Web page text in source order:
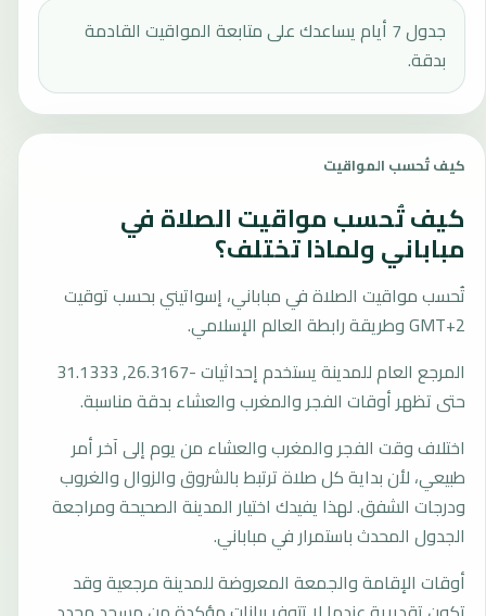
جدول 7 أيام يساعدك على متابعة المواقيت القادمة
بدقة.
كيف تُحسب المواقيت
كيف تُحسب مواقيت الصلاة في
مباباني ولماذا تختلف؟
تُحسب مواقيت الصلاة في مباباني، إسواتيني بحسب توقيت
GMT+2 وطريقة رابطة العالم الإسلامي.
المرجع العام للمدينة يستخدم إحداثيات -26.3167, 31.1333
حتى تظهر أوقات الفجر والمغرب والعشاء بدقة مناسبة.
اختلاف وقت الفجر والمغرب والعشاء من يوم إلى آخر أمر
طبيعي، لأن بداية كل صلاة ترتبط بالشروق والزوال والغروب
ودرجات الشفق. لهذا يفيدك اختيار المدينة الصحيحة ومراجعة
الجدول المحدث باستمرار في مباباني.
أوقات الإقامة والجمعة المعروضة للمدينة مرجعية وقد